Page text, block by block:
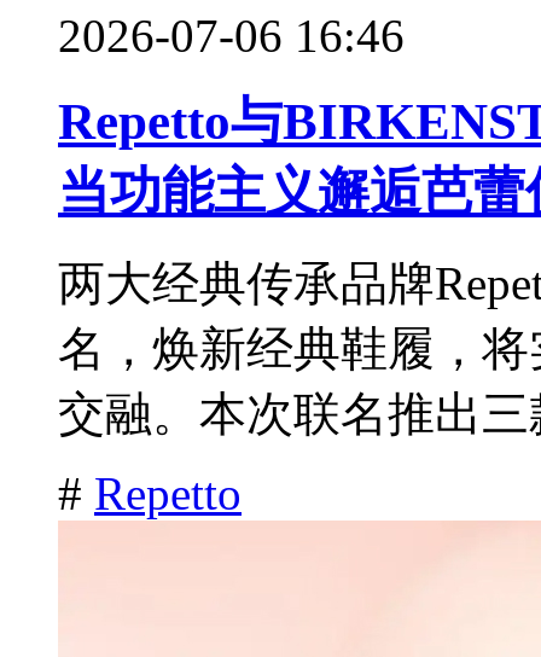
2026-07-06 16:46
Repetto与
当功能主义邂逅芭蕾
两大经典传承品牌
名，焕新经典鞋履，
交融。本次联名推出
# Repetto